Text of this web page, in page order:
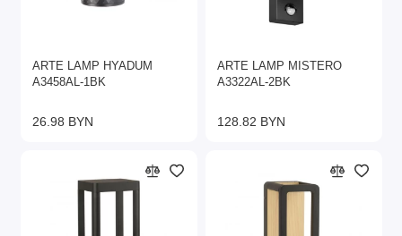
ARTE LAMP HYADUM
A3458AL-1BK
26.98 BYN
ARTE LAMP MISTERO
A3322AL-2BK
128.82 BYN